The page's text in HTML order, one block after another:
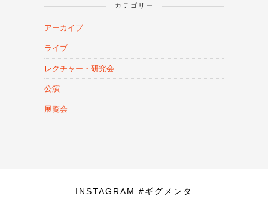
カテゴリー
アーカイブ
ライブ
レクチャー・研究会
公演
展覧会
INSTAGRAM #ギグメンタ